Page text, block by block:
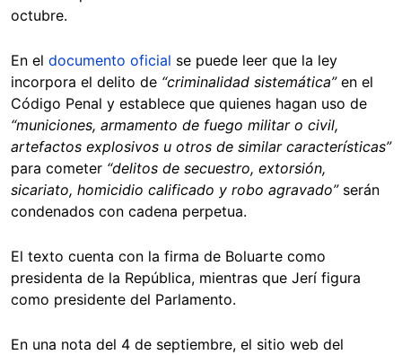
octubre.
En el documento oficial se puede leer que la ley
incorpora el delito de “criminalidad sistemática”en el
Código Penal y establece que quienes hagan uso de
“municiones, armamento de fuego militar o civil,
artefactos explosivos u otros de similar características”
para cometer “delitos de secuestro, extorsión,
sicariato, homicidio calificado y robo agravado” serán
condenados con cadena perpetua.
El texto cuenta con la firma de Boluarte como
presidenta de la República, mientras que Jerí figura
como presidente del Parlamento.
En una nota del 4 de septiembre, el sitio web del